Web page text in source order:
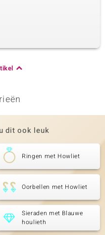
dit ook leuk
Ringen met Howliet
Oorbellen met Howliet
Sieraden met Blauwe
houlieth